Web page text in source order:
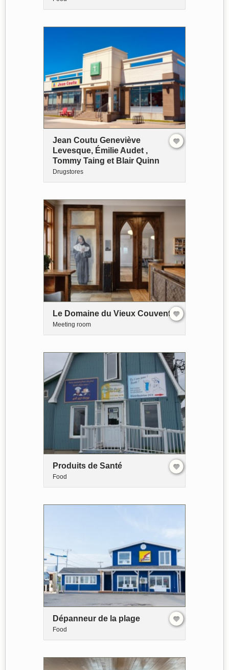
Jean Coutu Geneviève
Levesque, Émilie Audet ,
Tommy Taing et Blair Quinn
Drugstores
Le Domaine du Vieux Couvent
Meeting room
Produits de Santé
Food
Dépanneur de la plage
Food